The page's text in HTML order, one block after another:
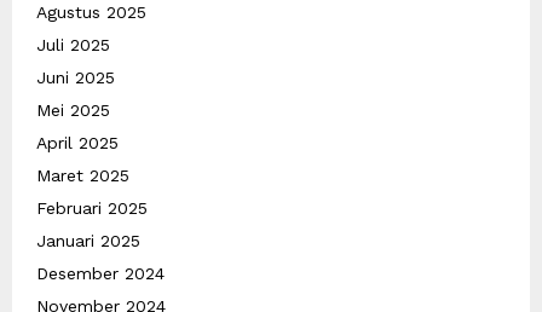
Agustus 2025
Juli 2025
Juni 2025
Mei 2025
April 2025
Maret 2025
Februari 2025
Januari 2025
Desember 2024
November 2024